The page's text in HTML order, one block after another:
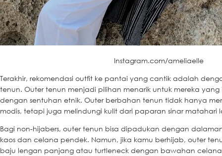
Instagram.com/ameliaelle
Terakhir, rekomendasi outfit ke pantai yang cantik adalah
tenun. Outer tenun menjadi pilihan menarik untuk mereka
dengan sentuhan etnik. Outer berbahan tenun tidak hanya
modis, tetapi juga melindungi kulit dari paparan sinar matahari
Bagi non-hijabers, outer tenun bisa dipadukan dengan
kaos dan celana pendek. Namun, jika kamu berhijab, outer
baju lengan panjang atau turtleneck dengan bawahan